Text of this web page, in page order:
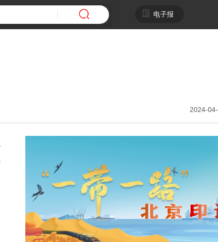
电子报
2024-